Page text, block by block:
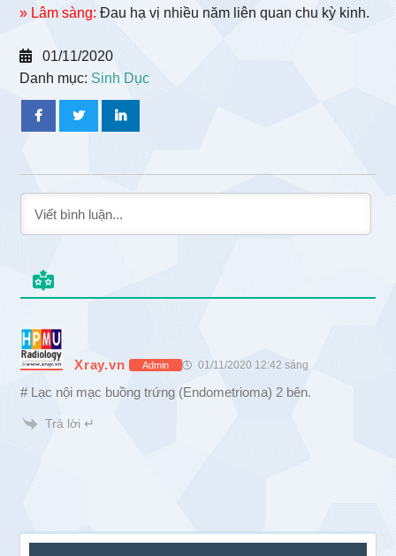
» Lâm sàng: Đau hạ vị nhiều năm liên quan chu kỳ kinh.
01/11/2020
Danh mục: Sinh Dục
Xray.vn Admin 01/11/2020 12:42 sáng
# Lạc nội mạc buồng trứng (Endometrioma) 2 bên.
Trả lời ↵
Sidebar